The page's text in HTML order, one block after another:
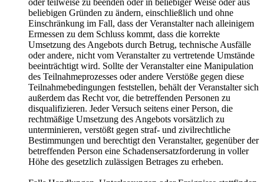
oder teilweise zu beenden oder in beliebiger Weise oder aus
beliebigen Gründen zu ändern, einschließlich und ohne
Einschränkung im Fall, dass der Veranstalter nach alleinigem
Ermessen zu dem Schluss kommt, dass die korrekte
Umsetzung des Angebots durch Betrug, technische Ausfälle
oder andere, nicht vom Veranstalter zu vertretende Umstände
beeinträchtigt wird. Sollte der Veranstalter eine Manipulation
des Teilnahmeprozesses oder andere Verstöße gegen diese
Teilnahmebedingungen feststellen, behält der Veranstalter sich
außerdem das Recht vor, die betreffenden Personen zu
disqualifizieren. Jeder Versuch seitens einer Person, die
rechtmäßige Umsetzung des Angebots vorsätzlich zu
unterminieren, verstößt gegen straf- und zivilrechtliche
Bestimmungen und berechtigt den Veranstalter, gegenüber der
betreffenden Person eine Schadensersatzforderung in voller
Höhe des gesetzlich zulässigen Betrages zu erheben.